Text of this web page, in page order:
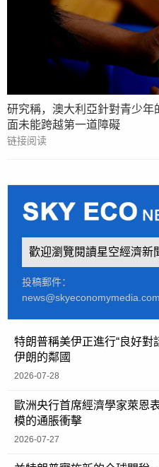
研究稱，澳大利亞針對青少
面未能跨越第一道障礙
链接阅读
歡迎瀏覽閱讀星空經濟新
投稿郵件：
news@skyeconomymedia.com
特朗普稱美伊正進行“良好對
伊朗的鄰國
2026-07-28
歐洲央行首席經濟學家萊恩
模的通脹衝擊
2026-07-27